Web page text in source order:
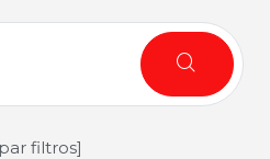
filtros]